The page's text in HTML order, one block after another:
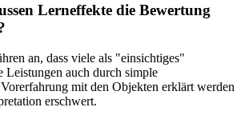
Lerneffekte die Bewertung
an, dass viele als "einsichtiges"
Leistungen auch durch simple
mit den Objekten erklärt werden
erschwert.